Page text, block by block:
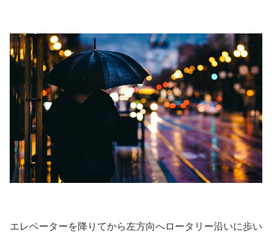
エレベーターを降りてから左方向へロータリー沿いに歩い